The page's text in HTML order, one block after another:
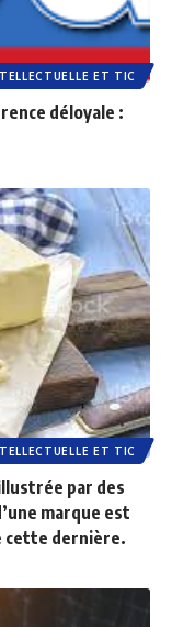
ET TIC
déloyale :
ET TIC
par des
marque est
cette dernière.